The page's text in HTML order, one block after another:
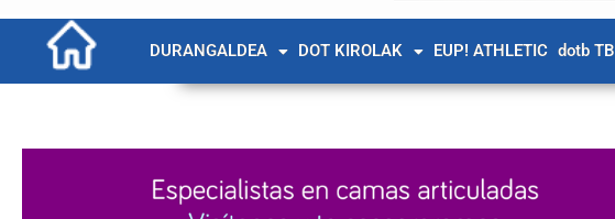
DURANGALDEA DOT KIROLAK EUP! ATHLETIC dotb TB